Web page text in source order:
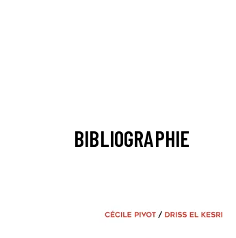
BIBLIOGRAPHIE